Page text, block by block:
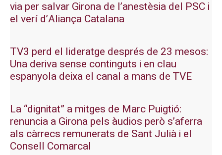
via per salvar Girona de l’anestèsia del PSC i
el verí d’Aliança Catalana
TV3 perd el lideratge després de 23 mesos:
Una deriva sense continguts i en clau
espanyola deixa el canal a mans de TVE
La “dignitat” a mitges de Marc Puigtió:
renuncia a Girona pels àudios però s’aferra
als càrrecs remunerats de Sant Julià i el
Consell Comarcal